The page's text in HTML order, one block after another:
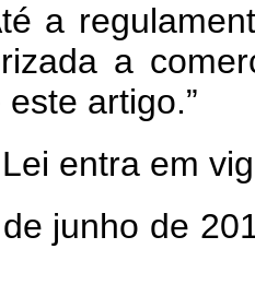
a
a
artigo.”
entra em
junho de